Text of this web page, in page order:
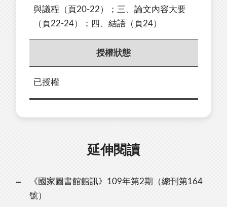
與議程（頁20-22）；三、論文內容大要
（頁22-24）；四、結語（頁24）
授權狀態
已授權
延伸閱讀
《國家圖書館館訊》109年第2期（總刊第164
號）